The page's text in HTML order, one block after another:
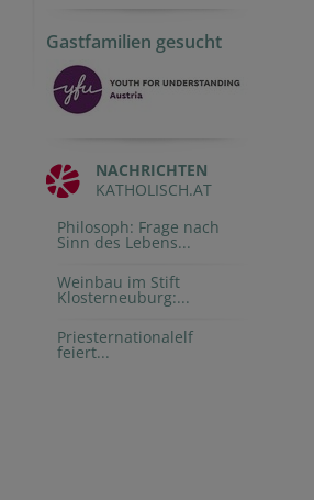
Gastfamilien gesucht
NACHRICHTEN
KATHOLISCH.AT
Philosoph: Frage nach
Sinn des Lebens...
Weinbau im Stift
Klosterneuburg:...
Priesternationalelf
feiert...